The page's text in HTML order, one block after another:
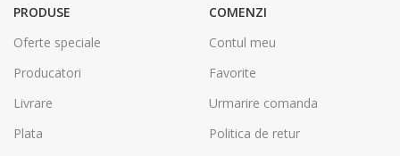
PRODUSE
Oferte speciale
Producatori
Livrare
Plata
COMENZI
Contul meu
Favorite
Urmarire comanda
Politica de retur